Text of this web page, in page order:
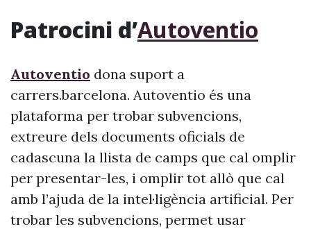
Patrocini d’Autoventio
Autoventio dona suport a
carrers.barcelona. Autoventio és una
plataforma per trobar subvencions,
extreure dels documents oficials de
cadascuna la llista de camps que cal omplir
per presentar-les, i omplir tot allò que cal
amb l’ajuda de la intel·ligència artificial. Per
trobar les subvencions, permet usar